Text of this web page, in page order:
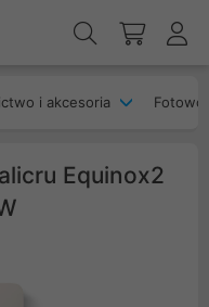
i akcesoria
Equinox2